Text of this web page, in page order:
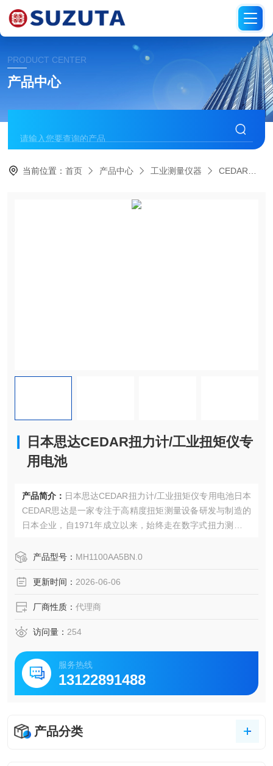
PRODUCT CENTER
产品中心
当前位置：首页 产品中心 工业测量仪器 CEDAR思达
日本思达CEDAR扭力计/工业扭矩仪专
用电池
产品简介： 日本思达CEDAR扭力计/工业扭矩仪专用电池日本
CEDAR思达是一家专注于高精度扭矩测量设备研发与制造的
日本企业，自1971年成立以来，始终走在数字式扭力测试技
电子装配、汽车制造、包装机械等对紧固工艺要求严苛的工
产品型号： MH1100AA5BN.0
更新时间： 2026-06-06
厂商性质： 代理商
访问量： 254
服务热线
13122891488
产品分类